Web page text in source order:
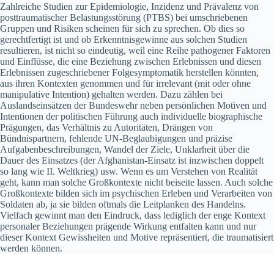
Zahlreiche Studien zur Epidemiologie, Inzidenz und Prävalenz von
posttraumatischer Belastungsstörung (PTBS) bei umschriebenen
Gruppen und Risiken scheinen für sich zu sprechen. Ob dies so
gerechtfertigt ist und ob Erkenntnisgewinne aus solchen Studien
resultieren, ist nicht so eindeutig, weil eine Reihe pathogener Faktoren
und Einflüsse, die eine Beziehung zwischen Erlebnissen und diesen
Erlebnissen zugeschriebener Folgesymptomatik herstellen könnten,
aus ihren Kontexten genommen und für irrelevant (mit oder ohne
manipulative Intention) gehalten werden. Dazu zählen bei
Auslandseinsätzen der Bundeswehr neben persönlichen Motiven und
Intentionen der politischen Führung auch individuelle biographische
Prägungen, das Verhältnis zu Autoritäten, Drängen von
Bündnispartnern, fehlende UN-Beglaubigungen und präzise
Aufgabenbeschreibungen, Wandel der Ziele, Unklarheit über die
Dauer des Einsatzes (der Afghanistan-Einsatz ist inzwischen doppelt
so lang wie II. Weltkrieg) usw. Wenn es um Verstehen von Realität
geht, kann man solche Großkontexte nicht beiseite lassen. Auch solche
Großkontexte bilden sich im psychischen Erleben und Verarbeiten von
Soldaten ab, ja sie bilden oftmals die Leitplanken des Handelns.
Vielfach gewinnt man den Eindruck, dass lediglich der enge Kontext
personaler Beziehungen prägende Wirkung entfalten kann und nur
dieser Kontext Gewissheiten und Motive repräsentiert, die traumatisiert
werden können.